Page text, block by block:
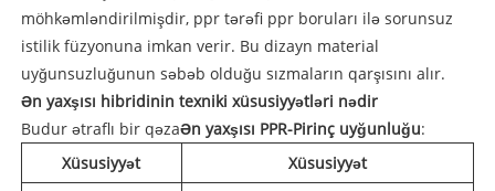
möhkəmləndirilmişdir, ppr tərəfi ppr boruları ilə sorunsuz
istilik füzyonuna imkan verir. Bu dizayn material
uyğunsuzluğunun səbəb olduğu sızmaların qarşısını alır.
Ən yaxşısı hibridinin texniki xüsusiyyətləri nədir
Budur ətraflı bir qəzaƏn yaxşısı PPR-Pirinç uyğunluğu:
Xüsusiyyət
Xüsusiyyət